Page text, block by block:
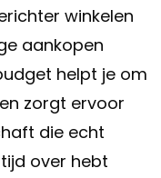
winkelen
aankopen
helpt je om
zorgt ervoor
die echt
over hebt